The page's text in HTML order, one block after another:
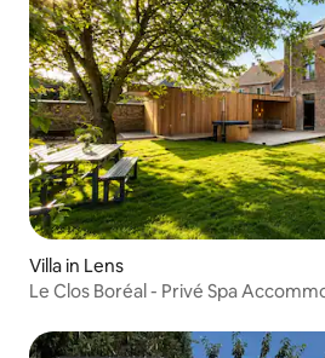
Villa in Lens
Le Clos Boréal - Privé Spa